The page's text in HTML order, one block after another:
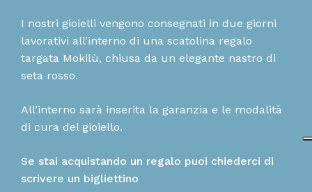
I nostri gioielli vengono consegnati in due giorni
lavorativi all’interno di una scatolina regalo
targata Mokilù, chiusa da un elegante nastro di
seta rosso.
All’interno sarà inserita la garanzia e le modalità
di cura del gioiello.
Se stai acquistando un regalo puoi chiederci di
scrivere un bigliettino